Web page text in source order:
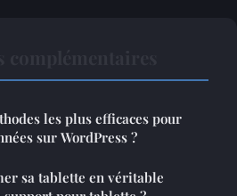
les plus efficaces pour
sur WordPress ?
sa tablette en véritable